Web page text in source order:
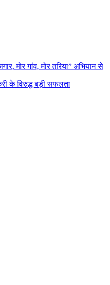
मोर गांव, मोर तरिया” अभियान से
के विरुद्ध बड़ी सफलता